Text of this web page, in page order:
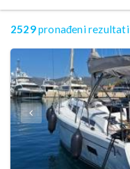
2529pronađeni rezultati